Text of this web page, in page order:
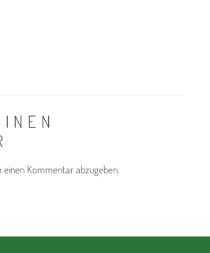
einen Kommentar abzugeben.